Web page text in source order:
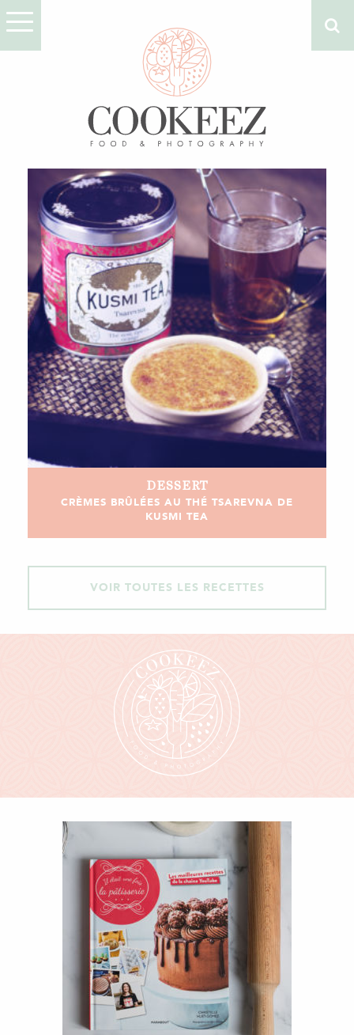
DESSERT
CRÈMES BRÛLÉES AU THÉ TSAREVNA DE
KUSMI TEA
VOIR TOUTES LES RECETTES